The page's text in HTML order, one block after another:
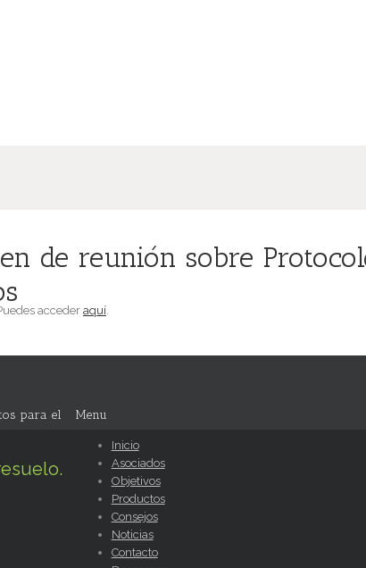
de reunión sobre
acceder aquí.
para el
Menu
Inicio
Asociados
Objetivos
Productos
Consejos
Noticias
Contacto